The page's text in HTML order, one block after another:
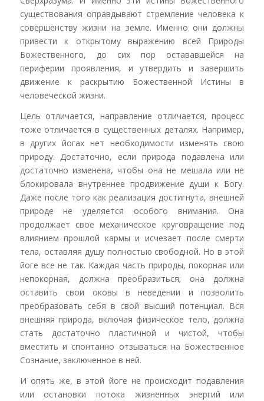
существования оправдывают стремление человека к
совершенству жизни на земле. Именно они должны
привести к открытому выражению всей Природы
Божественного, до сих пор остававшейся на
периферии проявления, и утвердить и завершить
движение к раскрытию Божественной Истины в
человеческой жизни.
Цель отличается, направление отличается, процесс
тоже отличается в существенных деталях. Например,
в других йогах нет необходимости изменять свою
природу. Достаточно, если природа подавлена или
достаточно изменена, чтобы она не мешала или не
блокировала внутреннее продвижение души к Богу.
Даже после того как реализация достигнута, внешней
природе не уделяется особого внимания. Она
продолжает свое механическое круговращение под
влиянием прошлой кармы и исчезает после смерти
тела, оставляя душу полностью свободной. Но в этой
йоге все не так. Каждая часть природы, покорная или
непокорная, должна преобразиться; она должна
оставить свои оковы в неведении и позволить
преобразовать себя в свой высший потенциал. Вся
внешняя природа, включая физическое тело, должна
стать достаточно пластичной и чистой, чтобы
вместить и спонтанно отзываться на Божественное
Сознание, заключенное в ней.
И опять же, в этой йоге не происходит подавления
или остановки потока жизненных энергий или